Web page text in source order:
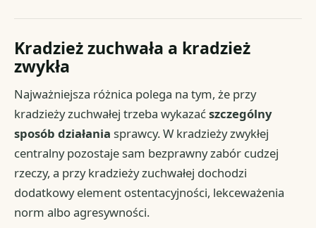
Kradzież zuchwała a kradzież
zwykła
Najważniejsza różnica polega na tym, że przy
kradzieży zuchwałej trzeba wykazaćszczególny
sposób działania sprawcy. W kradzieży zwykłej
centralny pozostaje sam bezprawny zabór cudzej
rzeczy, a przy kradzieży zuchwałej dochodzi
dodatkowy element ostentacyjności, lekceważenia
norm albo agresywności.